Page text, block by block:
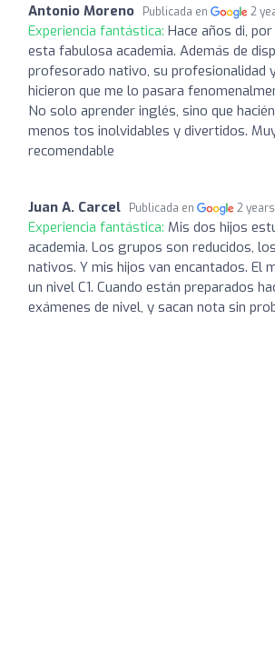
Antonio Moreno Publicada en 2
Experiencia fantástica: Hace años di,
esta fabulosa academia. Además de
profesorado nativo, su profesionalidad
hicieron que me lo pasara
No solo aprender inglés, sino que
menos tos inolvidables y divertidos.
recomendable
Juan A. Carcel Publicada en 2
Experiencia fantástica: Mis dos hijos
academia. Los grupos son reducidos,
nativos. Y mis hijos van encantados. El
un nivel C1. Cuando están preparados
exámenes de nivel, y sacan nota sin